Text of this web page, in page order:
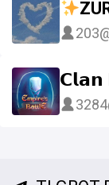
203
3284